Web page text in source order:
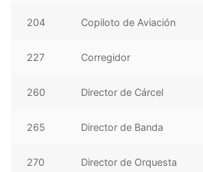
204 Copiloto de Aviación
227 Corregidor
260 Director de Cárcel
265 Director de Banda
270 Director de Orquesta